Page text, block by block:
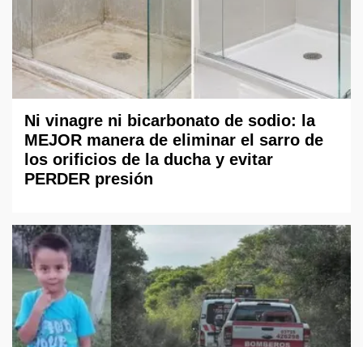
Ni vinagre ni bicarbonato de sodio: la
MEJOR manera de eliminar el sarro de
los orificios de la ducha y evitar
PERDER presión